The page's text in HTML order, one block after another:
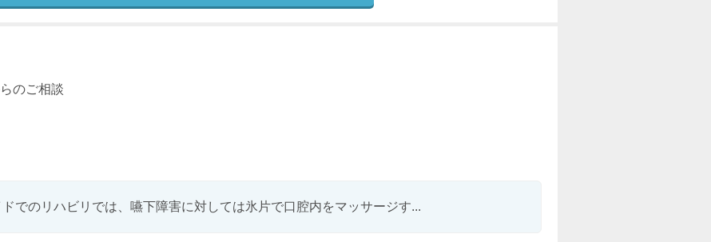
のご相談
でのリハビリでは、嚥下障害に対しては氷片で口腔内をマッサージす...